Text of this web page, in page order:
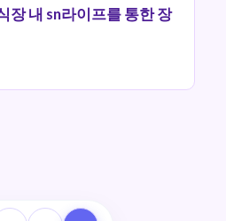
장 내 sn라이프를 통한 장